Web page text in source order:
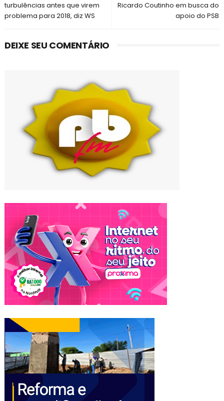
Ricardo Coutinho em busca do
apoio do PSB
turbulências antes que virem
problema para 2018, diz WS
DEIXE SEU COMENTÁRIO